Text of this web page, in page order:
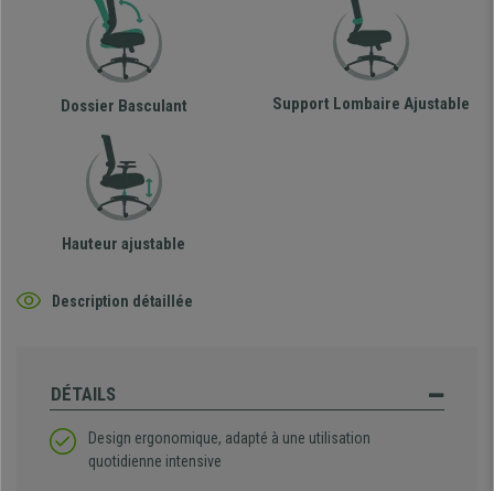
Dossier Basculant Support Lombaire Ajustable
Hauteur ajustable
Description détaillée
DÉTAILS
Design ergonomique, adapté à une utilisation
quotidienne intensive